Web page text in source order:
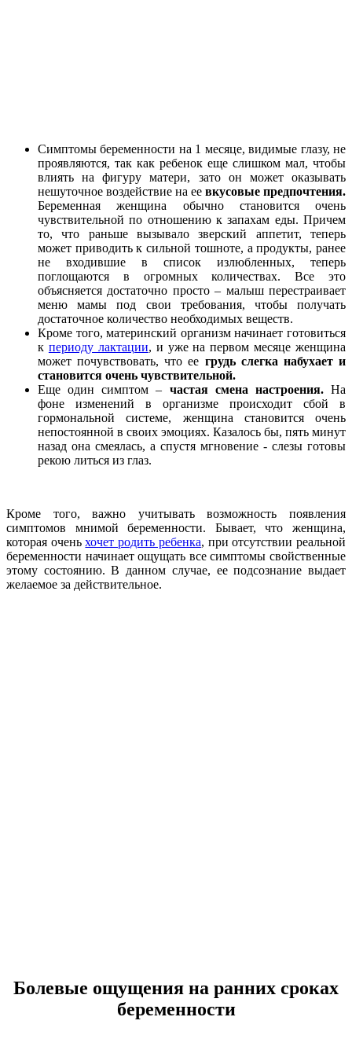
Симптомы беременности на 1 месяце, видимые глазу, не
проявляются, так как ребенок еще слишком мал, чтобы
влиять на фигуру матери, зато он может оказывать
нешуточное воздействие на ее вкусовые предпочтения.
Беременная женщина обычно становится очень
чувствительной по отношению к запахам еды. Причем
то, что раньше вызывало зверский аппетит, теперь
может приводить к сильной тошноте, а продукты, ранее
не входившие в список излюбленных, теперь
поглощаются в огромных количествах. Все это
объясняется достаточно просто – малыш перестраивает
меню мамы под свои требования, чтобы получать
достаточное количество необходимых веществ.
Кроме того, материнский организм начинает готовиться
к периоду лактации, и уже на первом месяце женщина
может почувствовать, что ее грудь слегка набухает и
становится очень чувствительной.
Еще один симптом – частая смена настроения.На
фоне изменений в организме происходит сбой в
гормональной системе, женщина становится очень
непостоянной в своих эмоциях. Казалось бы, пять минут
назад она смеялась, а спустя мгновение - слезы готовы
рекою литься из глаз.
Кроме того, важно учитывать возможность появления
симптомов мнимой беременности. Бывает, что женщина,
которая оченьхочет родить ребенка, при отсутствии реальной
беременности начинает ощущать все симптомы свойственные
этому состоянию. В данном случае, ее подсознание выдает
желаемое за действительное.
Болевые ощущения на ранних сроках
беременности